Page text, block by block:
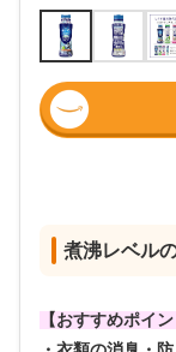
煮沸レベル
【おすすめポイン